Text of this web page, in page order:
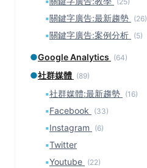
▪關鍵字廣告:最新趨勢 (26)
▪關鍵字廣告:案例分析 (5)
●Google Analytics (64)
●社群媒體 (89)
▪社群媒體:最新趨勢 (16)
▪Facebook (33)
▪Instagram (6)
▪Twitter
▪Youtube (22)